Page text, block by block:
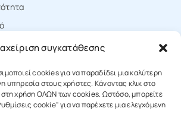
συγκατάθεσης
cookies για να παραδίδει μια καλύτερη
υπηρεσία στους χρήστες. Κάνοντας κλικ στο
στη χρήση ΟΛΩΝ των cookies. Ωστόσο, μπορείτε
cookie" για να παρέχετε μια ελεγχόμενη
39000